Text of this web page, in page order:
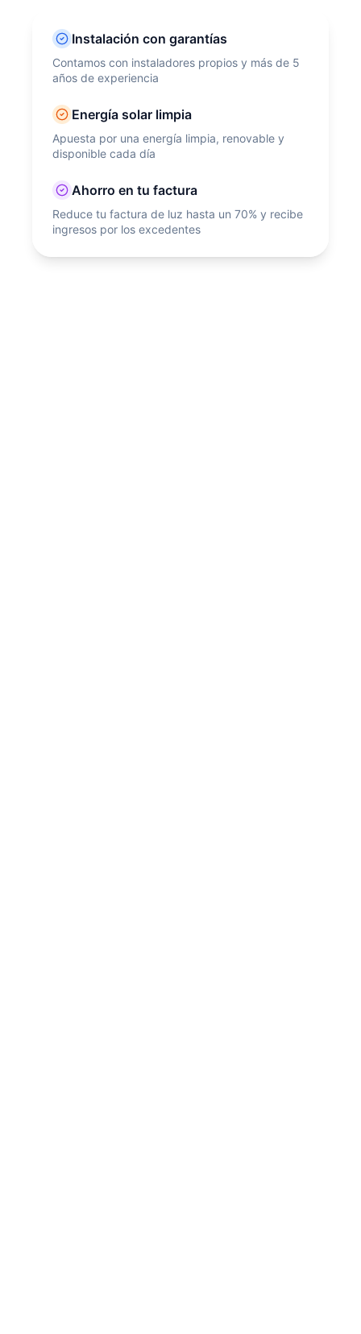
Instalación con garantías
Contamos con instaladores propios y más de 5
años de experiencia
Energía solar limpia
Apuesta por una energía limpia, renovable y
disponible cada día
Ahorro en tu factura
Reduce tu factura de luz hasta un 70% y recibe
ingresos por los excedentes